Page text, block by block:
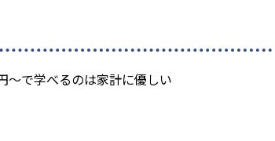
～で学べるのは家計に優しい